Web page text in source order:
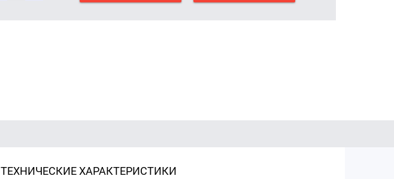
ТЕХНИЧЕСКИЕ ХАРАКТЕРИСТИКИ